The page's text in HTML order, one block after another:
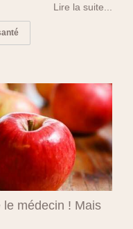
Lire la suite...
médecin ! Mais